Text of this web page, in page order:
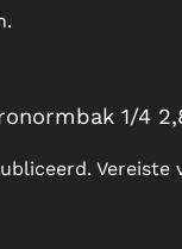
1/4
Vereiste